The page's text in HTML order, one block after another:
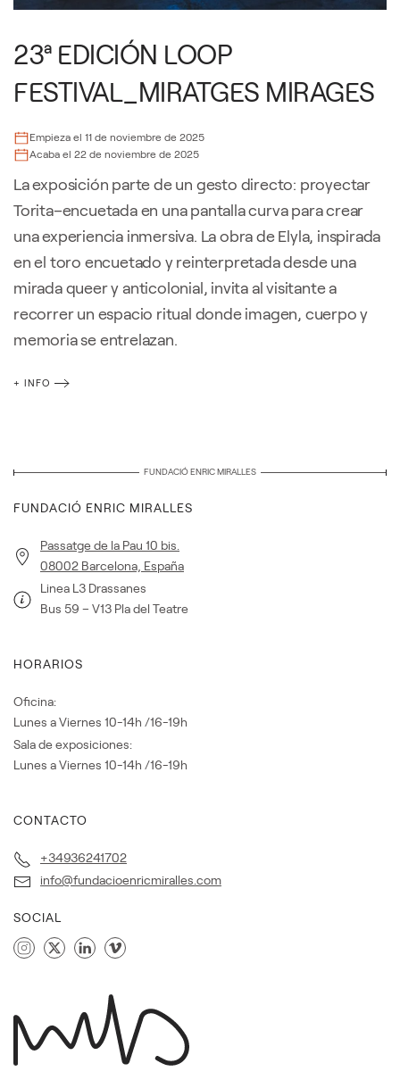
23ª EDICIÓN LOOP
FESTIVAL_MIRATGES MIRAGES
Empieza el 11 de noviembre de 2025
Acaba el 22 de noviembre de 2025
La exposición parte de un gesto directo: proyectar
Torita–encuetada en una pantalla curva para crear
una experiencia inmersiva. La obra de Elyla, inspirada
en el toro encuetado y reinterpretada desde una
mirada queer y anticolonial, invita al visitante a
recorrer un espacio ritual donde imagen, cuerpo y
memoria se entrelazan.
+ INFO
FUNDACIÓ ENRIC MIRALLES
FUNDACIÓ ENRIC MIRALLES
Passatge de la Pau 10 bis.
08002 Barcelona, España
Linea L3 Drassanes
Bus 59 – V13 Pla del Teatre
HORARIOS
Oficina:
Lunes a Viernes 10-14h /16-19h
Sala de exposiciones:
Lunes a Viernes 10-14h /16-19h
CONTACTO
+34936241702
info@fundacioenricmiralles.com
SOCIAL